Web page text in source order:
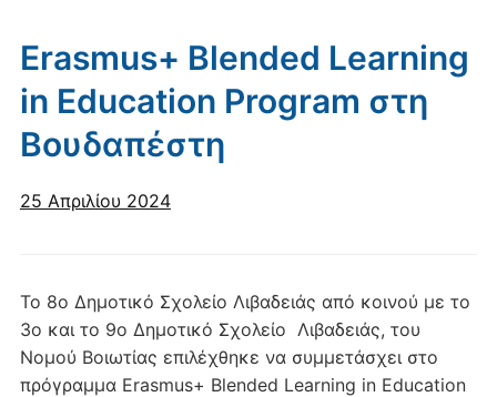
Erasmus+ Blended Learning
in Education Program στη
Βουδαπέστη
25 Απριλίου 2024
Το 8ο Δημοτικό Σχολείο Λιβαδειάς από κοινού με το
3ο και το 9ο Δημοτικό Σχολείο Λιβαδειάς, του
Νομού Βοιωτίας επιλέχθηκε να συμμετάσχει στο
πρόγραμμα Erasmus+ Blended Learning in Education